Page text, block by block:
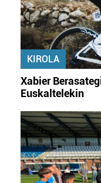
KIROLA
Xabier
Euskaltelekin